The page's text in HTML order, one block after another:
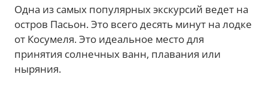
Одна из самых популярных экскурсий ведет на
остров Пасьон. Это всего десять минут на лодке
от Косумеля. Это идеальное место для
принятия солнечных ванн, плавания или
ныряния.